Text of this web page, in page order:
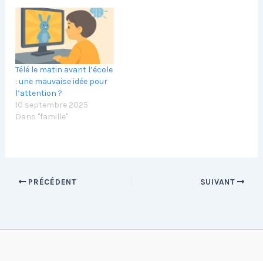
Télé le matin avant l’école
: une mauvaise idée pour
l’attention ?
10 septembre 2025
Dans "famille"
PRÉCÉDENT SUIVANT